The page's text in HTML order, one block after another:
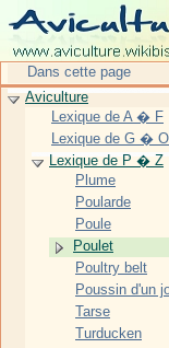
Dans cette page
Aviculture
Lexique de A � F
Lexique de G � O
Lexique de P � Z
Plume
Poularde
Poule
Poulet
Poultry belt
Poussin d'un
Tarse
Turducken